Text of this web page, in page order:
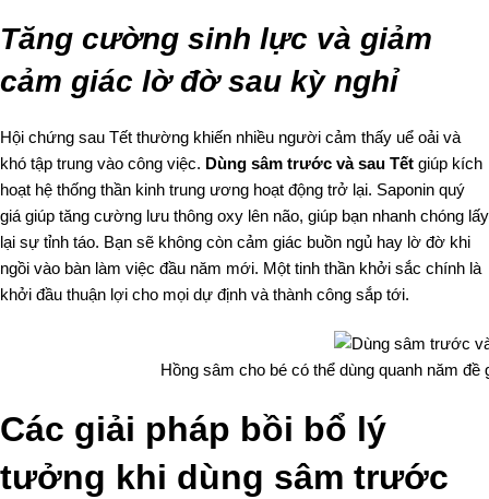
Tăng cường sinh lực và giảm
cảm giác lờ đờ sau kỳ nghỉ
Hội chứng sau Tết thường khiến nhiều người cảm thấy uể oải và
khó tập trung vào công việc. Dùng sâm trước và sau Tết giúp kích
hoạt hệ thống thần kinh trung ương hoạt động trở lại. Saponin quý
giá giúp tăng cường lưu thông oxy lên não, giúp bạn nhanh chóng lấy
lại sự tỉnh táo. Bạn sẽ không còn cảm giác buồn ngủ hay lờ đờ khi
ngồi vào bàn làm việc đầu năm mới. Một tinh thần khởi sắc chính là
khởi đầu thuận lợi cho mọi dự định và thành công sắp tới.
Hồng sâm cho bé có thể dùng quanh năm đề
Các giải pháp bồi bổ lý
tưởng khi dùng sâm trước